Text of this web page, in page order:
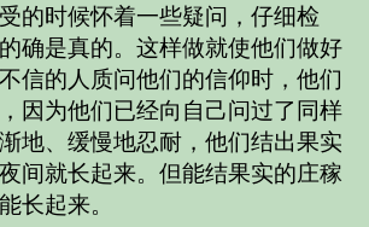
的时候怀着一些疑问，仔细检
确是真的。这样做就使他们做好
信的人质问他们的信仰时，他们
因为他们已经向自己问过了同样
地、缓慢地忍耐，他们结出果实
间就长起来。但能结果实的庄稼
长起来。